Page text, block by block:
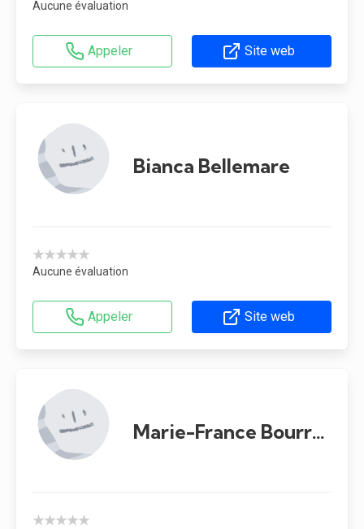
Aucune évaluation
Appeler Site web
Bianca Bellemare
★★★★★
Aucune évaluation
Appeler Site web
Marie-France Bourret
★★★★★